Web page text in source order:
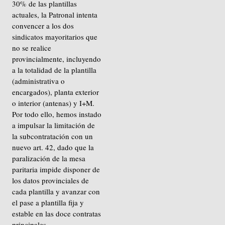
30% de las plantillas
actuales, la Patronal intenta
convencer a los dos
sindicatos mayoritarios que
no se realice
provincialmente, incluyendo
a la totalidad de la plantilla
(administrativa o
encargados), planta exterior
o interior (antenas) y I+M.
Por todo ello, hemos instado
a impulsar la limitación de
la subcontratación con un
nuevo art. 42, dado que la
paralización de la mesa
paritaria impide disponer de
los datos provinciales de
cada plantilla y avanzar con
el pase a plantilla fija y
estable en las doce contratas